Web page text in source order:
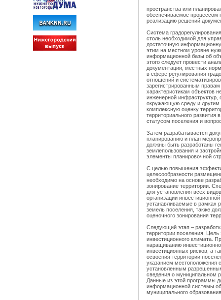
пространства или
обеспечиваемое процессом
реализацию решений
Система
столь необходимой для
достаточную
этим на местном уровне
информационной базы об
этого следует провести
документации, местных
в сфере регулирования
отношений и
зарегистрированным
характеристикам объектов
инженерной инфраструктур,
окружающую среду и
комплексную оценку
территориального развития
статусом поселения и
Затем разрабатывается
планированию и план
должны быть разработаны
землепользования и
элементы планировочной
С целью повышения
целесообразности
необходимо на основе
зонирование территории.
для установления всех
организации
устанавливаемые в рамках
земель поселения, также
оценочного зонирования
Следующий этап –
территории поселения. Цель
инвестиционного климата.
наращиванию
инвестиционных рисков, а
освоения территории
указанием местоположения
установленным
сведения о муниципальном
Данные из этой программы
информационной системы
муниципального